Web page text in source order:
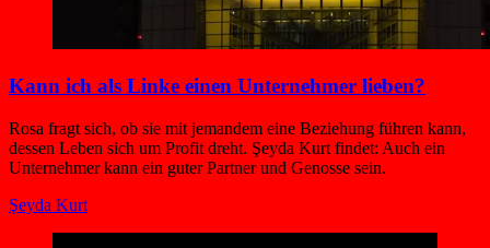
Kann ich als Linke einen Unternehmer lieben?
Rosa fragt sich, ob sie mit jemandem eine Beziehung führen kann,
dessen Leben sich um Profit dreht. Şeyda Kurt findet: Auch ein
Unternehmer kann ein guter Partner und Genosse sein.
Şeyda Kurt